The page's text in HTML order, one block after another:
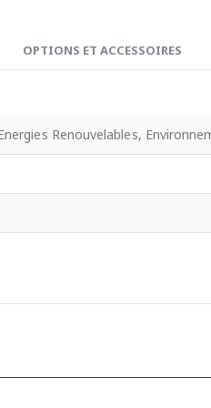
OPTIONS ET ACCESSOIRES
Renouvelables,